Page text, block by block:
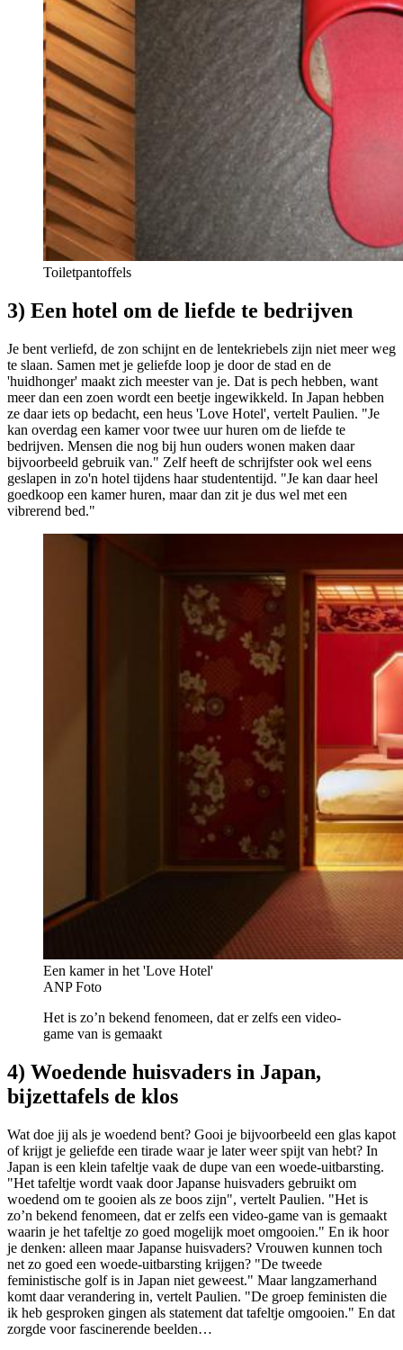
Toiletpantoffels
3) Een hotel om de liefde te bedrijven
Je bent verliefd, de zon schijnt en de lentekriebels zijn niet meer weg
te slaan. Samen met je geliefde loop je door de stad en de
'huidhonger' maakt zich meester van je. Dat is pech hebben, want
meer dan een zoen wordt een beetje ingewikkeld. In Japan hebben
ze daar iets op bedacht, een heus 'Love Hotel', vertelt Paulien. "Je
kan overdag een kamer voor twee uur huren om de liefde te
bedrijven. Mensen die nog bij hun ouders wonen maken daar
bijvoorbeeld gebruik van." Zelf heeft de schrijfster ook wel eens
geslapen in zo'n hotel tijdens haar studententijd. "Je kan daar heel
goedkoop een kamer huren, maar dan zit je dus wel met een
vibrerend bed."
Een kamer in het 'Love Hotel'
ANP Foto
Het is zo’n bekend fenomeen, dat er zelfs een video-
game van is gemaakt
4) Woedende huisvaders in Japan,
bijzettafels de klos
Wat doe jij als je woedend bent? Gooi je bijvoorbeeld een glas kapot
of krijgt je geliefde een tirade waar je later weer spijt van hebt? In
Japan is een klein tafeltje vaak de dupe van een woede-uitbarsting.
"Het tafeltje wordt vaak door Japanse huisvaders gebruikt om
woedend om te gooien als ze boos zijn", vertelt Paulien. "Het is
zo’n bekend fenomeen, dat er zelfs een video-game van is gemaakt
waarin je het tafeltje zo goed mogelijk moet omgooien." En ik hoor
je denken: alleen maar Japanse huisvaders? Vrouwen kunnen toch
net zo goed een woede-uitbarsting krijgen? "De tweede
feministische golf is in Japan niet geweest." Maar langzamerhand
komt daar verandering in, vertelt Paulien. "De groep feministen die
ik heb gesproken gingen als statement dat tafeltje omgooien." En dat
zorgde voor fascinerende beelden…